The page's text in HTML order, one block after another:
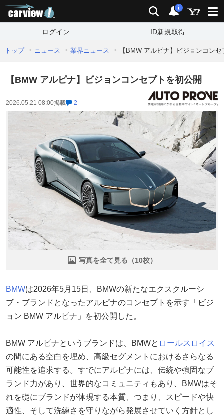
検索 通知
i
ログイン ID新規取得
トップ ニュース 業界ニュース 【BMW アルピナ】ビジョンコン
【BMW アルピナ】ビジョンコンセプトを初公開
2026.05.21 08:00掲載 2
写真を全て見る（10枚）
BMWは2026年5月15日、BMWの新たなエクスクルーシ
ブ・ブランドとなったアルピナのコンセプトを示す「ビジ
ョン BMW アルピナ」を初公開した。
BMW アルピナというブランドは、BMWと ロールスロイス
の間にある空白を埋め、高級セグメントにおけるさらなる
可能性を追求する。すでにアルピナには、伝統や強固なブ
ランド力があり、世界的なコミュニティもあり、BMWはそ
れを礎にブランドが体現する本質、つまり、スピードや快
適性、そして洗練さを守りながら発展させていく方針とし